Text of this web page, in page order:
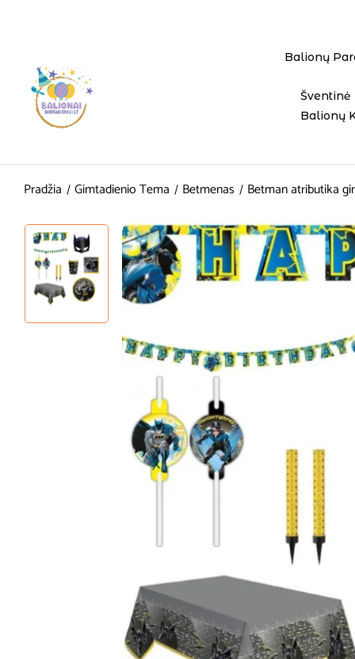
Balionų
Balionų
Pradžia Gimtadienio Tema Betmenas Betman atributika